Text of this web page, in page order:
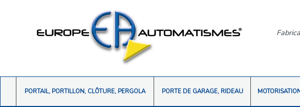
PORTAIL, PORTILLON, CLÔTURE, PERGOLA PORTE DE GARAGE, RIDEAU